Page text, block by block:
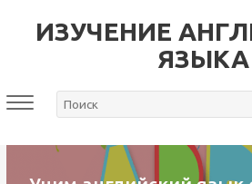
ИЗУЧЕНИЕ
ЯЗЫКА